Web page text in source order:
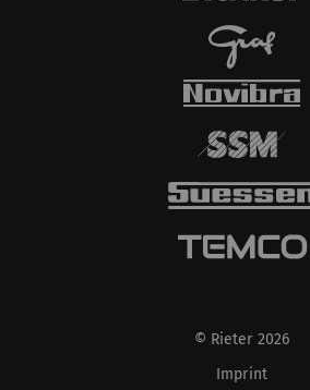
© Rieter 2026
Imprint